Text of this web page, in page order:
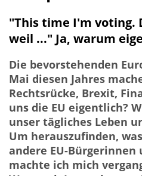
"This time I'm voting.
weil ..." Ja, warum
Die bevorstehenden
Mai diesen Jahres
Rechtsrücke, Brexit,
uns die EU eigentlich?
unser tägliches Leben
Um herauszufinden,
andere EU-
machte ich mich